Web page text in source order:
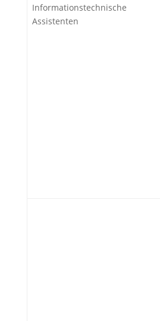
Informationstechnische
Assistenten